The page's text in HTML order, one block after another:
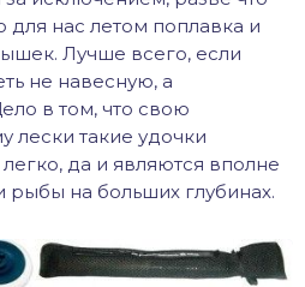
для нас летом поплавка и
Лучше всего, если
не навесную, а
в том, что свою
лески такие удочки
да и являются вполне
на больших глубинах.